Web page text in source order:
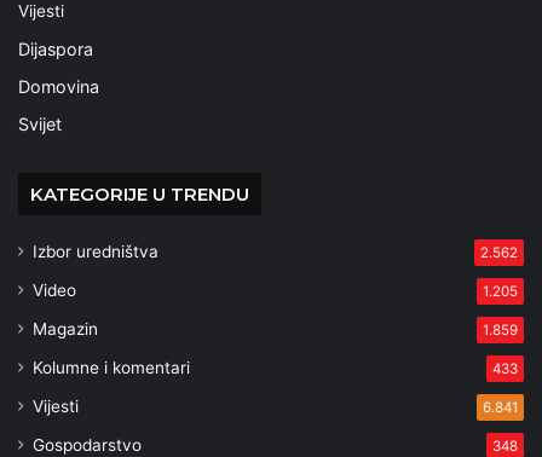
Vijesti
Dijaspora
Domovina
Svijet
KATEGORIJE U TRENDU
Izbor uredništva 2.562
Video 1.205
Magazin 1.859
Kolumne i komentari 433
Vijesti 6.841
Gospodarstvo 348